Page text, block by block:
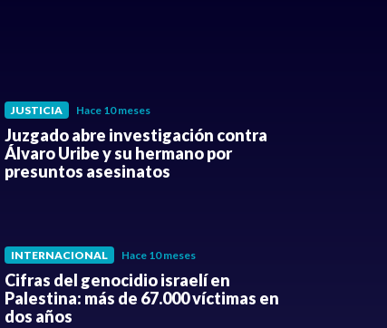
JUSTICIA Hace 10 meses
Juzgado abre investigación contra
Álvaro Uribe y su hermano por
presuntos asesinatos
INTERNACIONAL Hace 10 meses
Cifras del genocidio israelí en
Palestina: más de 67.000 víctimas en
dos años